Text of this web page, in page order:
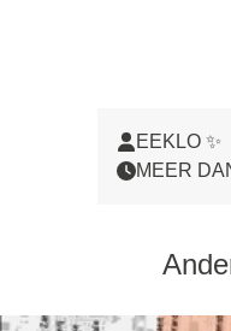
EEKLO ✨
MEER